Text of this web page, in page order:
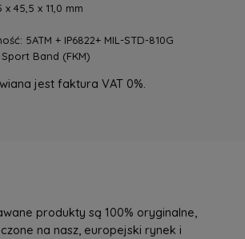
45,5 x 11,0 mm
5ATM + IP6822+ MIL-STD-810G
Band (FKM)
jest faktura VAT 0%.
produkty są 100% oryginalne,
na nasz, europejski rynek i